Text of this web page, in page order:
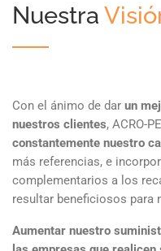
Nuestra
Con el ánimo de dar un
nuestros clientes, ACRO-
constantemente nuestro
más referencias, e
complementarios a los
resultar beneficiosos para
Aumentar nuestro